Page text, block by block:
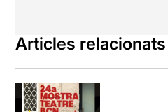
Articles relacionats